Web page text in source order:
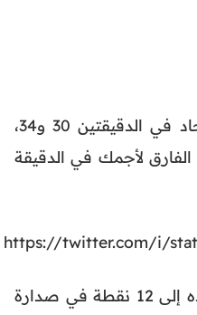
سجل حمد الله هدفين للاتحاد في الدقيقتين 30 و34،
لأجمك في الدقيقة
https://twitter.com/i/
بهذا الفوز، رفع الاتحاد رصيده إلى 12 نقطة في صدارة